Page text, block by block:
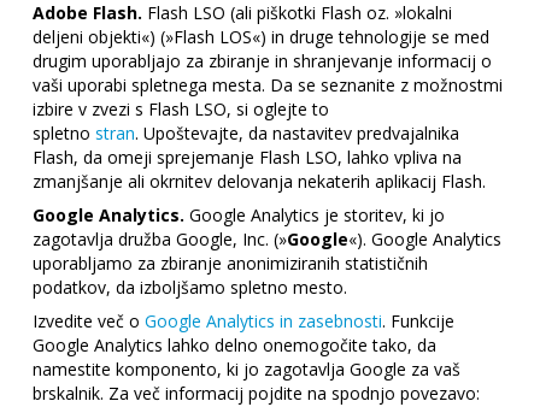
Adobe Flash. Flash LSO (ali piškotki Flash oz. »lokalni
deljeni objekti«) (»Flash LOS«) in druge tehnologije se med
drugim uporabljajo za zbiranje in shranjevanje informacij o
vaši uporabi spletnega mesta. Da se seznanite z možnostmi
izbire v zvezi s Flash LSO, si oglejte to
spletnostran. Upoštevajte, da nastavitev predvajalnika
Flash, da omeji sprejemanje Flash LSO, lahko vpliva na
zmanjšanje ali okrnitev delovanja nekaterih aplikacij Flash.
Google Analytics. Google Analytics je storitev, ki jo
zagotavlja družba Google, Inc. (»Google«). Google Analytics
uporabljamo za zbiranje anonimiziranih statističnih
podatkov, da izboljšamo spletno mesto.
Izvedite več oGoogle Analytics in zasebnosti. Funkcije
Google Analytics lahko delno onemogočite tako, da
namestite komponento, ki jo zagotavlja Google za vaš
brskalnik. Za več informacij pojdite na spodnjo povezavo: